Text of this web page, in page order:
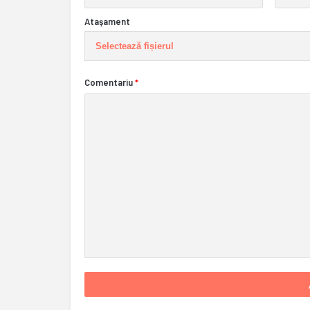
Ataşament
Selectează fișierul
Comentariu*